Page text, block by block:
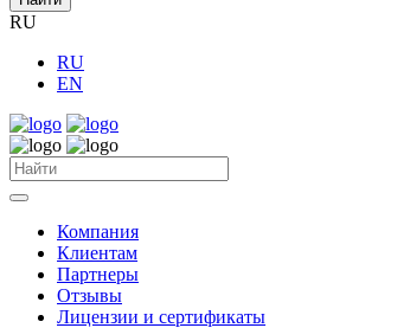
RU
RU
EN
Компания
Клиентам
Партнеры
Отзывы
Лицензии и сертификаты